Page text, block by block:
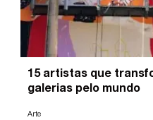
15 artistas que
galerias pelo mundo
Arte